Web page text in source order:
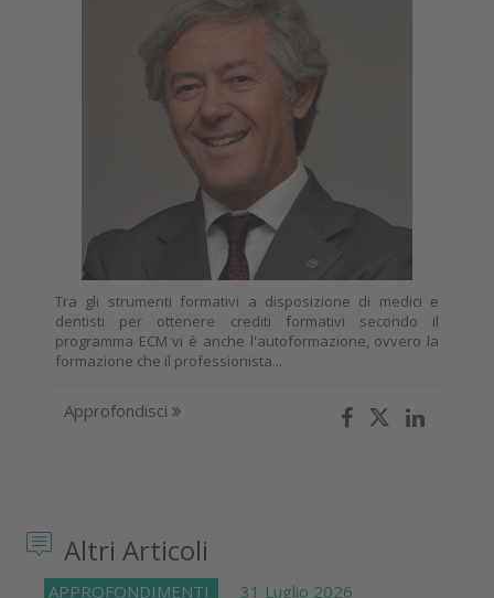
Tra gli strumenti formativi a disposizione di medici e
dentisti per ottenere crediti formativi secondo il
programma ECM vi è anche l'autoformazione, ovvero la
formazione che il professionista...
Approfondisci
Altri Articoli
APPROFONDIMENTI 31 Luglio 2026